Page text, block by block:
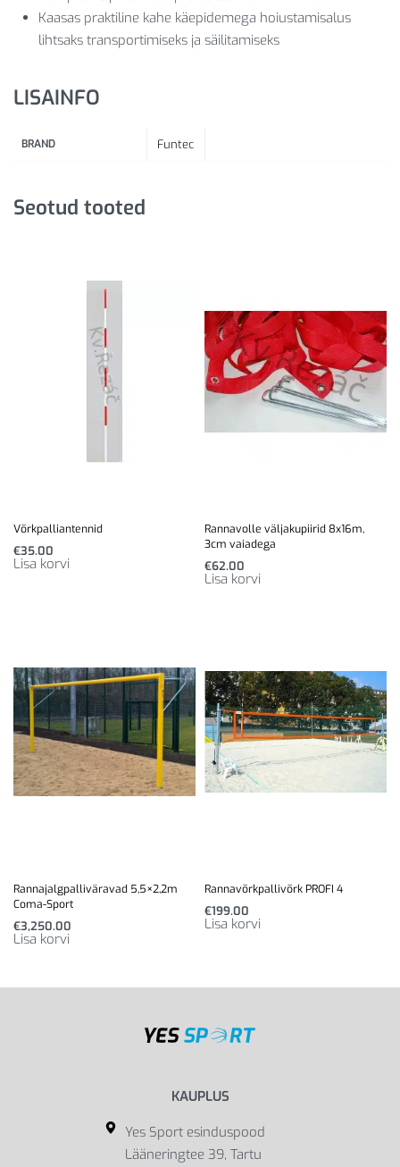
Kaasas praktiline kahe käepidemega hoiustamisalus
lihtsaks transportimiseks ja säilitamiseks
LISAINFO
BRAND Funtec
Seotud tooted
Võrkpalliantennid
€35.00
Lisa korvi
Rannavolle väljakupiirid 8x16m,
3cm vaiadega
€62.00
Lisa korvi
Rannajalgpalliväravad 5,5×2,2m
Coma-Sport
€3,250.00
Lisa korvi
Rannavõrkpallivõrk PROFI 4
€199.00
Lisa korvi
KAUPLUS
Yes Sport esinduspood
Lääneringtee 39, Tartu